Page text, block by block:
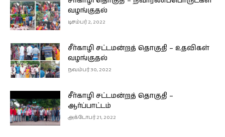
வழங்குதல்
டிசம்பர் 2, 2022
சீர்காழி சட்டமன்றத் தொகுதி – உதவிகள்
வழங்குதல்
நவம்பர் 30, 2022
சீர்காழி சட்டமன்றத் தொகுதி –
ஆர்ப்பாட்டம்
அக்டோபர் 21, 2022